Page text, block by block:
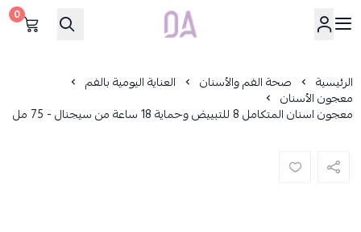
Dar Alamirat
0
الرئيسية صحة الفم والأسنان العناية اليومية بالفم
معجون الأسنان
معجون اسنان المتكامل 8 للتبييض وحماية 18 ساعة من سيجنال - 75 مل